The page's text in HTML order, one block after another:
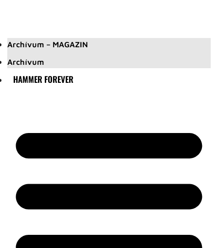
Archívum – MAGAZIN
Archívum
HAMMER FOREVER